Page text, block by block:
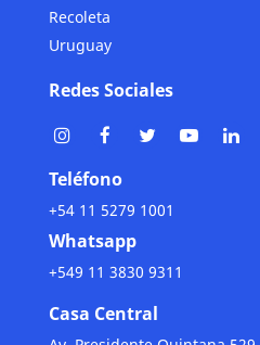
Recoleta
Uruguay
Redes Sociales
Teléfono
+54 11 5279 1001
Whatsapp
+549 11 3830 9311
Casa Central